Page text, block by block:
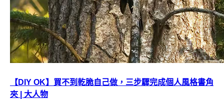
【DIY OK】買不到乾脆自己做，三步驟完成個人風格書角
夾 | 大人物